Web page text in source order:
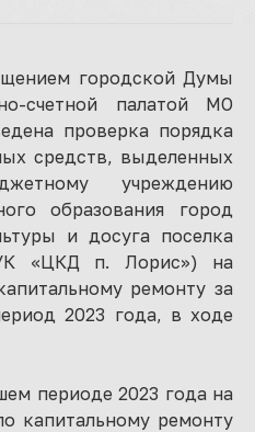
городской Думы
счетной палатой МО
проверка порядка
средств, выделенных
учреждению
образования город
и досуга поселка
«ЦКД п. Лорис») на
ремонту за
2023 года, в ходе
периоде 2023 года на
капитальному ремонту